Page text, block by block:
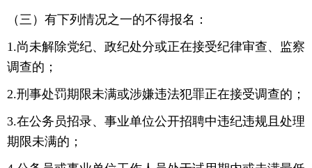
（三）有下列情况之一的不得报名：
1.尚未解除党纪、政纪处分或正在接受纪律审查、监察
调查的；
2.刑事处罚期限未满或涉嫌违法犯罪正在接受调查的；
3.在公务员招录、事业单位公开招聘中违纪违规且处理
期限未满的；